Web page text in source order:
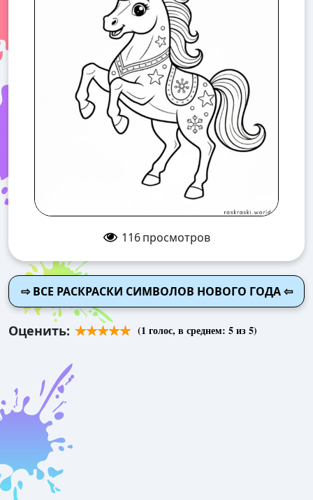
116 просмотров
⇨ ВСЕ РАСКРАСКИ СИМВОЛОВ НОВОГО ГОДА ⇦
Оценить: (1 голос, в среднем: 5из 5)